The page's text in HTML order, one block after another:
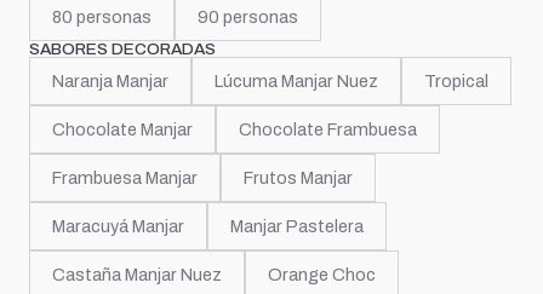
80 personas 90 personas
SABORES DECORADAS
Naranja Manjar Lúcuma Manjar Nuez Tropical
Chocolate Manjar Chocolate Frambuesa
Frambuesa Manjar Frutos Manjar
Maracuyá Manjar Manjar Pastelera
Castaña Manjar Nuez Orange Choc